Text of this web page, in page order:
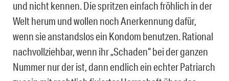
und nicht kennen. Die spritzen einfach fröhlich in der
Welt herum und wollen noch Anerkennung dafür,
wenn sie anstandslos ein Kondom benutzen. Rational
nachvollziehbar, wenn ihr „Schaden“ bei der ganzen
Nummer nur der ist, dann endlich ein echter Patriarch